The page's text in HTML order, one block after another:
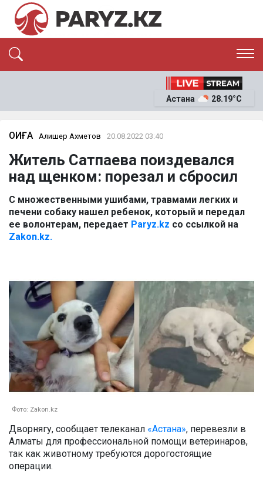
ЭКОНОМИКА
ОҚИҒА
News
Астана 28.19°C
ОҚИҒА Алишер Ахметов 20.08.2022 03:40
Житель Сатпаева поиздевался
над щенком: порезал и сбросил
С множественными ушибами, травмами легких и
печени собаку нашел ребенок, который и передал
ее волонтерам, передает Paryz.kz со ссылкой на
Zakon.kz.
Фото: Zakon.kz
Дворнягу, сообщает телеканал «Астана», перевезли в
Алматы для профессиональной помощи ветеринаров,
так как животному требуются дорогостоящие
операции.